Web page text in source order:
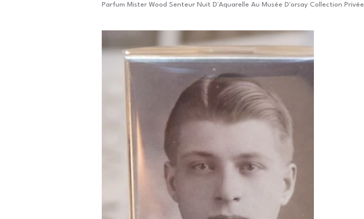
Parfum Mister Wood Senteur Nuit D'Aquarelle Au Musée D'orsay Collection Privée